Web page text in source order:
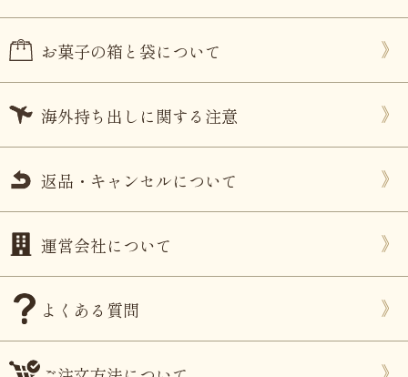
お菓子の箱と袋について
海外持ち出しに関する注意
返品・キャンセルについて
運営会社について
よくある質問